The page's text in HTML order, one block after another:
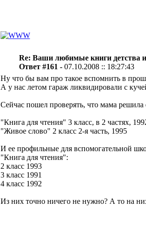
Re: Ваши любимые книги детства
Ответ #161 - 07.10.2008 :: 18:27:43
Ну что бы вам про такое вспомнить в
А у нас летом гараж ликвидировали с
Сейчас пошел проверять, что мама решила
"Книга для чтения" 3 класс, в 2 частях,
"Живое слово" 2 класс 2-я часть, 1995
И ее профильные для вспомогательной
"Книга для чтения":
2 класс 1993
3 класс 1991
4 класс 1992
Из них точно ничего не нужно? А то на